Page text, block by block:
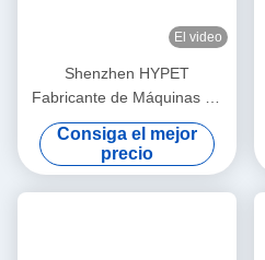
El video
Shenzhen HYPET
Fabricante de Máquinas de
Extrusión de Perfiles de
PVC/UPVC para Ventanas y
Puertas Correderas de
Vidrio
Consiga el mejor
precio